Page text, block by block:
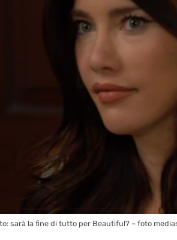
sarà la fine di tutto per Beautiful? – foto